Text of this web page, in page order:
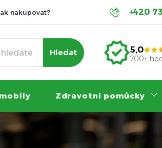
+420
nakupovat? Servis a záruka
Hledat 5,0
700+
Zdravotní pomůcky